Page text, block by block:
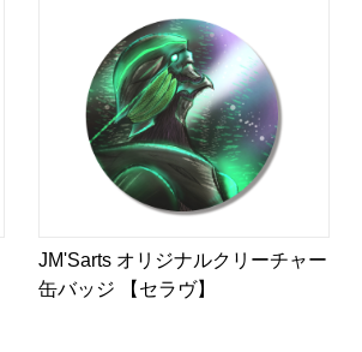
JM'Sarts オリジナルクリーチャー
缶バッジ 【セラヴ】